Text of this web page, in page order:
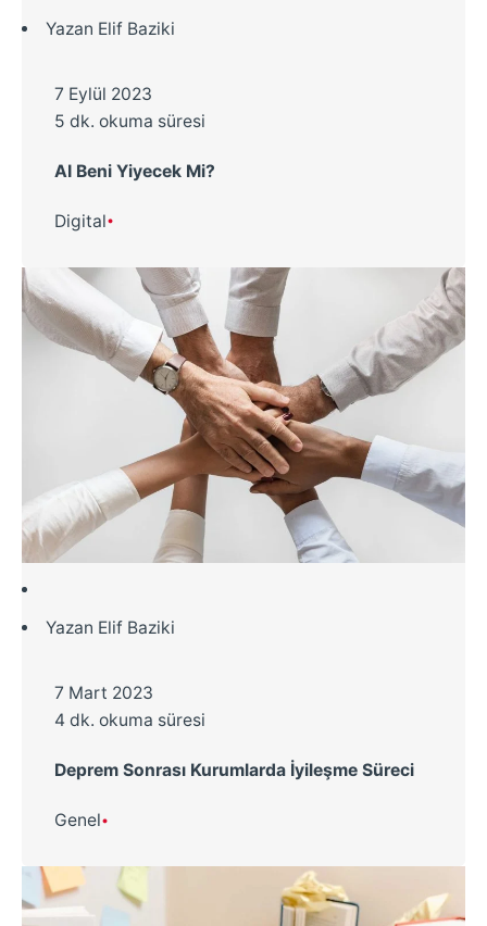
Yazan Elif Baziki
7 Eylül 2023
5 dk. okuma süresi
AI Beni Yiyecek Mi?
Digital
Yazan Elif Baziki
7 Mart 2023
4 dk. okuma süresi
Deprem Sonrası Kurumlarda İyileşme Süreci
Genel